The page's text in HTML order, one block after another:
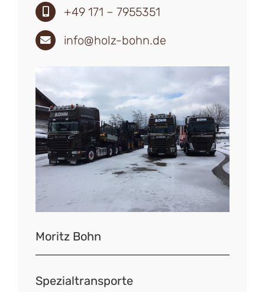
+49 171 – 7955351
info@holz-bohn.de
Moritz Bohn
Spezialtransporte